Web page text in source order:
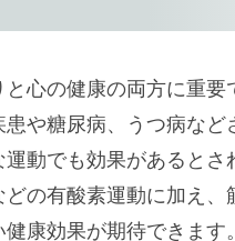
心の健康の両方に重
患や糖尿病、うつ病など
動でも効果があると
の有酸素運動に加え
康効果が期待できます。